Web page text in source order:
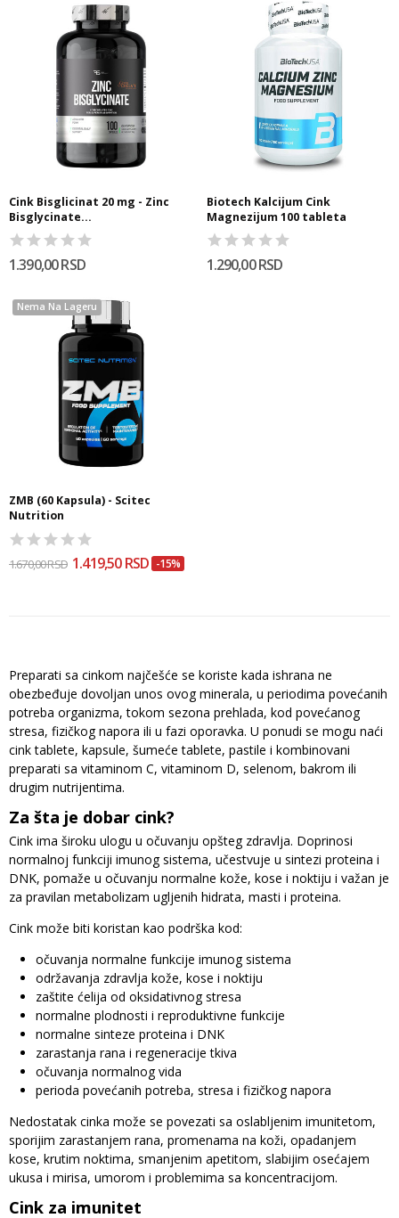
Cink Bisglicinat 20 mg - Zinc
Bisglycinate...
1.390,00 RSD
Biotech Kalcijum Cink
Magnezijum 100 tableta
1.290,00 RSD
Nema Na Lageru
ZMB (60 Kapsula) - Scitec
Nutrition
1.670,00 RSD 1.419,50 RSD -15%
Preparati sa cinkom najčešće se koriste kada ishrana ne
obezbeđuje dovoljan unos ovog minerala, u periodima povećanih
potreba organizma, tokom sezona prehlada, kod povećanog
stresa, fizičkog napora ili u fazi oporavka. U ponudi se mogu naći
cink tablete, kapsule, šumeće tablete, pastile i kombinovani
preparati sa vitaminom C, vitaminom D, selenom, bakrom ili
drugim nutrijentima.
Za šta je dobar cink?
Cink ima široku ulogu u očuvanju opšteg zdravlja. Doprinosi
normalnoj funkciji imunog sistema, učestvuje u sintezi proteina i
DNK, pomaže u očuvanju normalne kože, kose i noktiju i važan je
za pravilan metabolizam ugljenih hidrata, masti i proteina.
Cink može biti koristan kao podrška kod:
očuvanja normalne funkcije imunog sistema
održavanja zdravlja kože, kose i noktiju
zaštite ćelija od oksidativnog stresa
normalne plodnosti i reproduktivne funkcije
normalne sinteze proteina i DNK
zarastanja rana i regeneracije tkiva
očuvanja normalnog vida
perioda povećanih potreba, stresa i fizičkog napora
Nedostatak cinka može se povezati sa oslabljenim imunitetom,
sporijim zarastanjem rana, promenama na koži, opadanjem
kose, krutim noktima, smanjenim apetitom, slabijim osećajem
ukusa i mirisa, umorom i problemima sa koncentracijom.
Cink za imunitet